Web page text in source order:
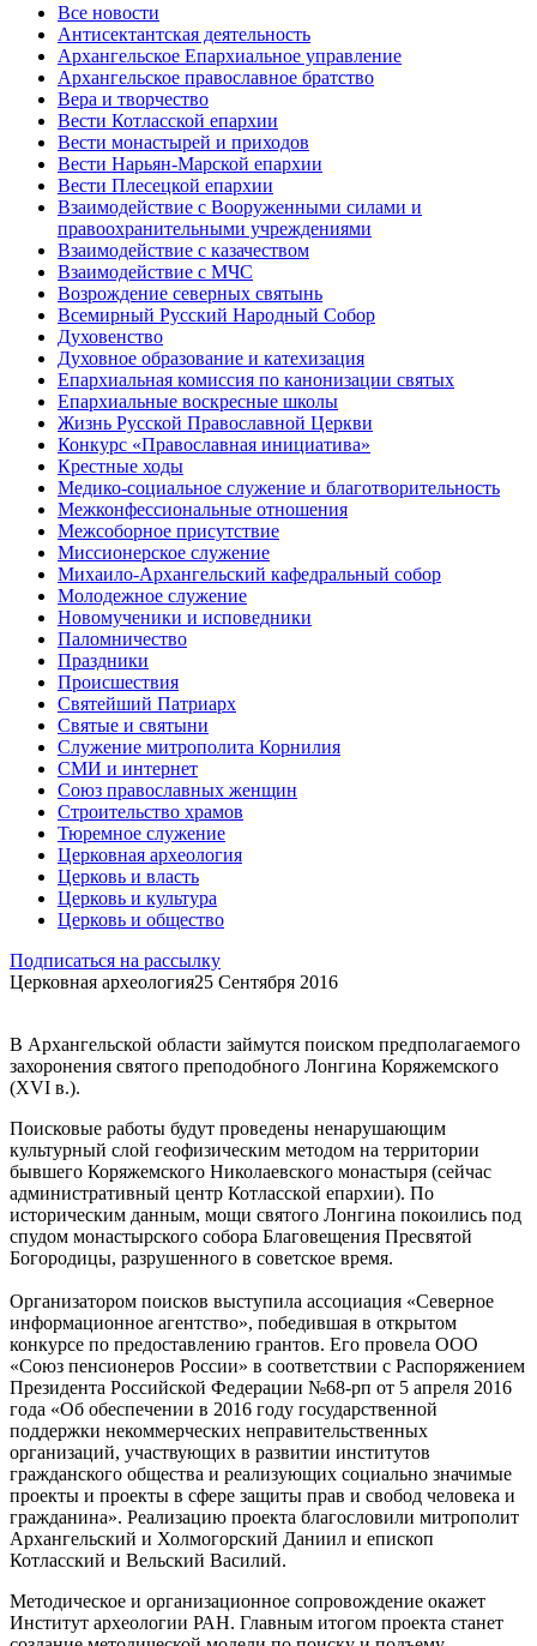
Все новости
Антисектантская деятельность
Архангельское Епархиальное управление
Архангельское православное братство
Вера и творчество
Вести Котласской епархии
Вести монастырей и приходов
Вести Нарьян-Марской епархии
Вести Плесецкой епархии
Взаимодействие с Вооруженными силами и
правоохранительными учреждениями
Взаимодействие с казачеством
Взаимодействие с МЧС
Возрождение северных святынь
Всемирный Русский Народный Собор
Духовенство
Духовное образование и катехизация
Епархиальная комиссия по канонизации святых
Епархиальные воскресные школы
Жизнь Русской Православной Церкви
Конкурс «Православная инициатива»
Крестные ходы
Медико-социальное служение и благотворительность
Межконфессиональные отношения
Межсоборное присутствие
Миссионерское служение
Михаило-Архангельский кафедральный собор
Молодежное служение
Новомученики и исповедники
Паломничество
Праздники
Происшествия
Святейший Патриарх
Святые и святыни
Служение митрополита Корнилия
СМИ и интернет
Союз православных женщин
Строительство храмов
Тюремное служение
Церковная археология
Церковь и власть
Церковь и культура
Церковь и общество
Подписаться на рассылку
Церковная археология25 Сентября 2016
В Архангельской области займутся поиском предполагаемого
захоронения святого преподобного Лонгина Коряжемского
(XVI в.).
Поисковые работы будут проведены ненарушающим
культурный слой геофизическим методом на территории
бывшего Коряжемского Николаевского монастыря (сейчас
административный центр Котласской епархии). По
историческим данным, мощи святого Лонгина покоились под
спудом монастырского собора Благовещения Пресвятой
Богородицы, разрушенного в советское время.
Организатором поисков выступила ассоциация «Северное
информационное агентство», победившая в открытом
конкурсе по предоставлению грантов. Его провела ООО
«Союз пенсионеров России» в соответствии с Распоряжением
Президента Российской Федерации №68-рп от 5 апреля 2016
года «Об обеспечении в 2016 году государственной
поддержки некоммерческих неправительственных
организаций, участвующих в развитии институтов
гражданского общества и реализующих социально значимые
проекты и проекты в сфере защиты прав и свобод человека и
гражданина». Реализацию проекта благословили митрополит
Архангельский и Холмогорский Даниил и епископ
Котласский и Вельский Василий.
Методическое и организационное сопровождение окажет
Институт археологии РАН. Главным итогом проекта станет